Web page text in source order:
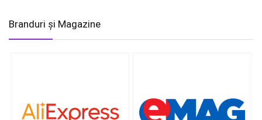
Branduri și Magazine